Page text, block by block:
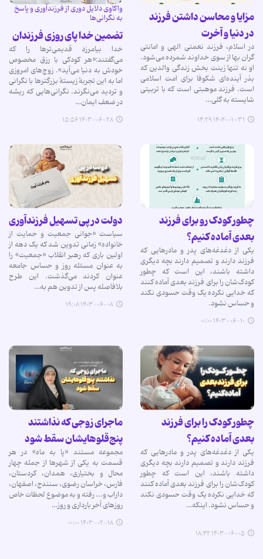
مزایا و محاسن داشتن فرزند
در دنیا و آخرت
در اسلام، فرزند نعمتی الهی و امانتی
گران بها از سوی خداوند شمرده می‌شود.
او نه تنها زینت بخش زندگی والدین که
بذر آینده‌ای شکوفا برای امت اسلامی
است. فرزند موهبتی است که با تربیتی
شایسته به گلی…
۱۴۰۴-۰۱-۳۱ ۱۴:۲۹
واکاوی دلایل دوری از فرزندآوری و پاسخ
به نگرانی‌ها
تضمین خدا پای روزی فرزندان
خدا بیامرزد قدیمی‌ترها را که
می‌گفتند:«هر کودکی با رزق مخصوص
خودش به دنیا می‌آید». زوج‌های امروزی
اما به این تجربۀ زیستۀ بزرگترها با نگرانی
و تردید می‌نگرند. نگرانی‌هایی که ریشه
در ضعف ایمان…
۱۴۰۳-۰۶-۲۸ ۱۵:۵۶
چطور کودک رو برای فرزند
بعدی آماده کنیم؟
یکی از دغدغه‌های پدر و مادرهایی که
فرزند دارند و تصمیم دارند بچه دیگری
داشته باشند، این است که چطور
کودک‌شان را برای فرزند بعدی آماده کنند
که خدایی نکرده یک وقت حسودی نکند
و حساس نشود.
۱۴۰۳-۰۶-۱۰ ۰۰:۰۰
دولت در پی تسهیل فرزندآوری
سیاست «جوانی جمعیت و حمایت از
خانواده» زمانی تدوین شد که یک دهه از
اولین باری که رهبر انقلاب «جمعیت» را
به عنوان مسئله روز و حساس جامعه
عنوان کردند می‌گذشت. این طرح
بلافاصله پس از تدوین هم به…
۱۴۰۳-۰۶-۰۸ ۱۹:۰۸
چطور کودک را برای فرزند
بعدی آماده کنیم؟
یکی از دغدغه‌های پدر و مادرهایی که
فرزند دارند و تصمیم دارند بچه دیگری
داشته باشند، این است که چطور
کودک‌شان را برای فرزند بعدی آماده کنند
که خدایی نکرده یک وقت حسودی نکند
و حساس نشود. اینکه…
۱۴۰۳-۰۶-۰۵ ۱۸:۴۲
ماجرای زوجی که نذاشتند
پنج‌قلوهایشان سقط شود
مجموعه مستند «پا به ماه» در هر
قسمت به یکی از شهرها از جمله چهار
محال و بختیاری، همدان، کردستان،
فارس، خراسان رضوی، سنندج، اصفهان،
داراب و... رفته و به موضوع لحظات خاص
روزهای آخر بارداری و روز…
۱۴۰۳-۰۲-۱۸ ۰۰:۰۰